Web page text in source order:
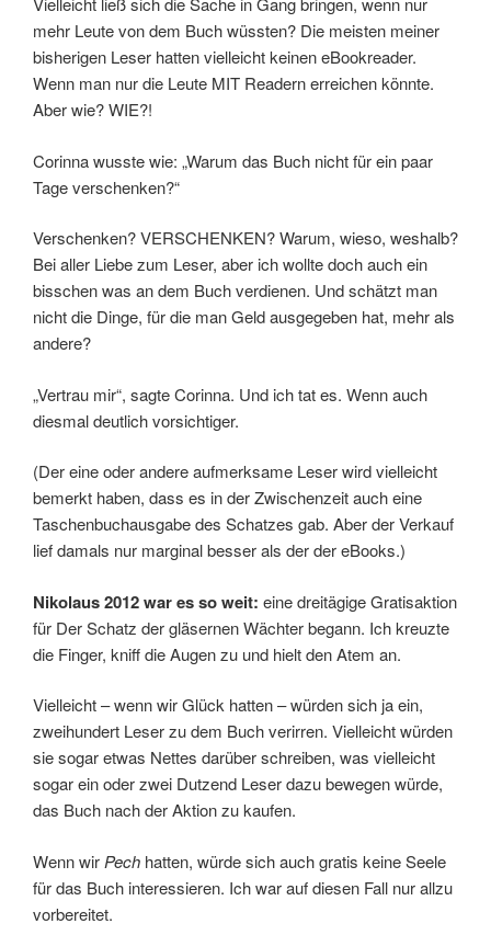
mehr Leute von dem Buch wüssten? Die meisten meiner
bisherigen Leser hatten vielleicht keinen eBookreader.
Wenn man nur die Leute MIT Readern erreichen könnte.
Aber wie? WIE?!
Corinna wusste wie: „Warum das Buch nicht für ein paar
Tage verschenken?“
Verschenken? VERSCHENKEN? Warum, wieso, weshalb?
Bei aller Liebe zum Leser, aber ich wollte doch auch ein
bisschen was an dem Buch verdienen. Und schätzt man
nicht die Dinge, für die man Geld ausgegeben hat, mehr als
andere?
„Vertrau mir“, sagte Corinna. Und ich tat es. Wenn auch
diesmal deutlich vorsichtiger.
(Der eine oder andere aufmerksame Leser wird vielleicht
bemerkt haben, dass es in der Zwischenzeit auch eine
Taschenbuchausgabe des Schatzes gab. Aber der Verkauf
lief damals nur marginal besser als der der eBooks.)
Nikolaus 2012 war es so weit: eine dreitägige Gratisaktion
für Der Schatz der gläsernen Wächter begann. Ich kreuzte
die Finger, kniff die Augen zu und hielt den Atem an.
Vielleicht – wenn wir Glück hatten – würden sich ja ein,
zweihundert Leser zu dem Buch verirren. Vielleicht würden
sie sogar etwas Nettes darüber schreiben, was vielleicht
sogar ein oder zwei Dutzend Leser dazu bewegen würde,
das Buch nach der Aktion zu kaufen.
Wenn wir Pech hatten, würde sich auch gratis keine Seele
für das Buch interessieren. Ich war auf diesen Fall nur allzu
vorbereitet.